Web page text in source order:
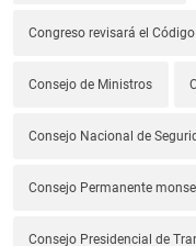
Congreso revisará el
Consejo de Ministros
Consejo Nacional de
Consejo Permanente
Consejo Presidencial de